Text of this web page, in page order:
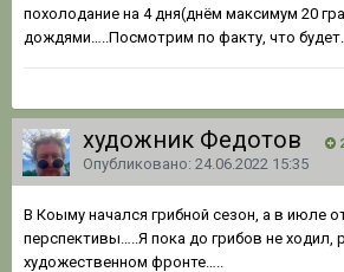
похолодание на 4 дня(днём максимум 20
дождями…..Посмотрим по факту, что
художник Федотов
Опубликовано: 24.06.2022 15:35
В Коыму начался грибной сезон, а в июле
перспективы…..Я пока до грибов не ходил,
художественном фронте…..